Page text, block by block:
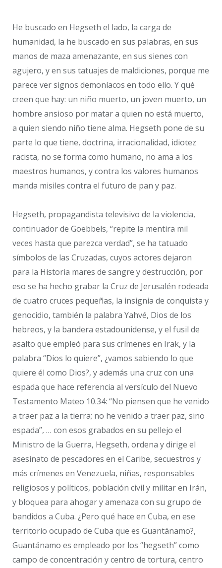
He buscado en Hegseth el lado, la carga de
humanidad, la he buscado en sus palabras, en sus
manos de maza amenazante, en sus sienes con
agujero, y en sus tatuajes de maldiciones, porque me
parece ver signos demoníacos en todo ello. Y qué
creen que hay: un niño muerto, un joven muerto, un
hombre ansioso por matar a quien no está muerto,
a quien siendo niño tiene alma. Hegseth pone de su
parte lo que tiene, doctrina, irracionalidad, idiotez
racista, no se forma como humano, no ama a los
maestros humanos, y contra los valores humanos
manda misiles contra el futuro de pan y paz.
Hegseth, propagandista televisivo de la violencia,
continuador de Goebbels, “repite la mentira mil
veces hasta que parezca verdad”, se ha tatuado
símbolos de las Cruzadas, cuyos actores dejaron
para la Historia mares de sangre y destrucción, por
eso se ha hecho grabar la Cruz de Jerusalén rodeada
de cuatro cruces pequeñas, la insignia de conquista y
genocidio, también la palabra Yahvé, Dios de los
hebreos, y la bandera estadounidense, y el fusil de
asalto que empleó para sus crímenes en Irak, y la
palabra “Dios lo quiere”, ¿vamos sabiendo lo que
quiere él como Dios?, y además una cruz con una
espada que hace referencia al versículo del Nuevo
Testamento Mateo 10.34: “No piensen que he venido
a traer paz a la tierra; no he venido a traer paz, sino
espada”, … con esos grabados en su pellejo el
Ministro de la Guerra, Hegseth, ordena y dirige el
asesinato de pescadores en el Caribe, secuestros y
más crímenes en Venezuela, niñas, responsables
religiosos y políticos, población civil y militar en Irán,
y bloquea para ahogar y amenaza con su grupo de
bandidos a Cuba. ¿Pero qué hace en Cuba, en ese
territorio ocupado de Cuba que es Guantánamo?,
Guantánamo es empleado por los “hegseth” como
campo de concentración y centro de tortura, centro